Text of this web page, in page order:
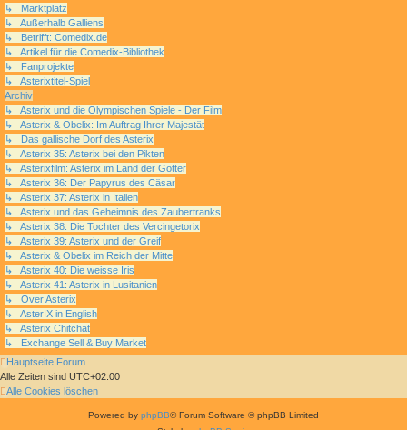
↳ Marktplatz
↳ Außerhalb Galliens
↳ Betrifft: Comedix.de
↳ Artikel für die Comedix-Bibliothek
↳ Fanprojekte
↳ Asterixtitel-Spiel
Archiv
↳ Asterix und die Olympischen Spiele - Der Film
↳ Asterix & Obelix: Im Auftrag Ihrer Majestät
↳ Das gallische Dorf des Asterix
↳ Asterix 35: Asterix bei den Pikten
↳ Asterixfilm: Asterix im Land der Götter
↳ Asterix 36: Der Papyrus des Cäsar
↳ Asterix 37: Asterix in Italien
↳ Asterix und das Geheimnis des Zaubertranks
↳ Asterix 38: Die Tochter des Vercingetorix
↳ Asterix 39: Asterix und der Greif
↳ Asterix & Obelix im Reich der Mitte
↳ Asterix 40: Die weisse Iris
↳ Asterix 41: Asterix in Lusitanien
↳ Over Asterix
↳ AsterIX in English
↳ Asterix Chitchat
↳ Exchange Sell & Buy Market
Hauptseite Forum
Alle Zeiten sind UTC+02:00
Alle Cookies löschen
Powered by phpBB® Forum Software © phpBB Limited